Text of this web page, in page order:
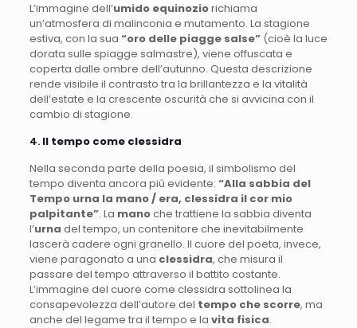
L’immagine dell’umido equinoziorichiama
un’atmosfera di malinconia e mutamento. La stagione
estiva, con la sua “oro delle piagge salse”(cioè la luce
dorata sulle spiagge salmastre), viene offuscata e
coperta dalle ombre dell’autunno. Questa descrizione
rende visibile il contrasto tra la brillantezza e la vitalità
dell’estate e la crescente oscurità che si avvicina con il
cambio di stagione.
4. Il tempo come clessidra
Nella seconda parte della poesia, il simbolismo del
tempo diventa ancora più evidente: “Alla sabbia del
Tempo urna la mano / era, clessidra il cor mio
palpitante”. La manoche trattiene la sabbia diventa
l’urna del tempo, un contenitore che inevitabilmente
lascerà cadere ogni granello. Il cuore del poeta, invece,
viene paragonato a una clessidra, che misura il
passare del tempo attraverso il battito costante.
L’immagine del cuore come clessidra sottolinea la
consapevolezza dell’autore del tempo che scorre, ma
anche del legame tra il tempo e la vita fisica.